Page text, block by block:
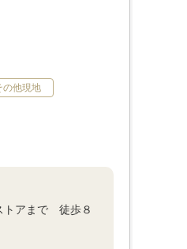
の他現地
トアまで 徒歩８